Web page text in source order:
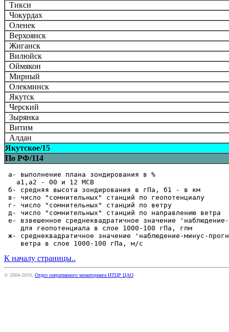
Тикси
Чокурдах
Оленек
Верхоянск
Жиганск
Вилюйск
Оймякон
Мирный
Олекминск
Якутск
Черский
Зырянка
Витим
Алдан
Якутское/15
По РФ/114
а- выполнение плана зондирования в %
   а1,а2 - 00 и 12 МСВ
б- средняя высота зондирования в гПа, б1 - в км
в- число "сомнительных" станций по геопотенциалу
г- число "сомнительных" станций по ветру
д- число "сомнительных" станций по направлению ветра
е- взвешенное среднеквадратичное значение
    для геопотенциала в слое 1000-100 гПа, гпм
ж- среднеквадратичное значение 'наблюдение-минус-
К началу страницы..
© 2004-2019, Отдел оперативного мониторинга НТЦР ЦАО